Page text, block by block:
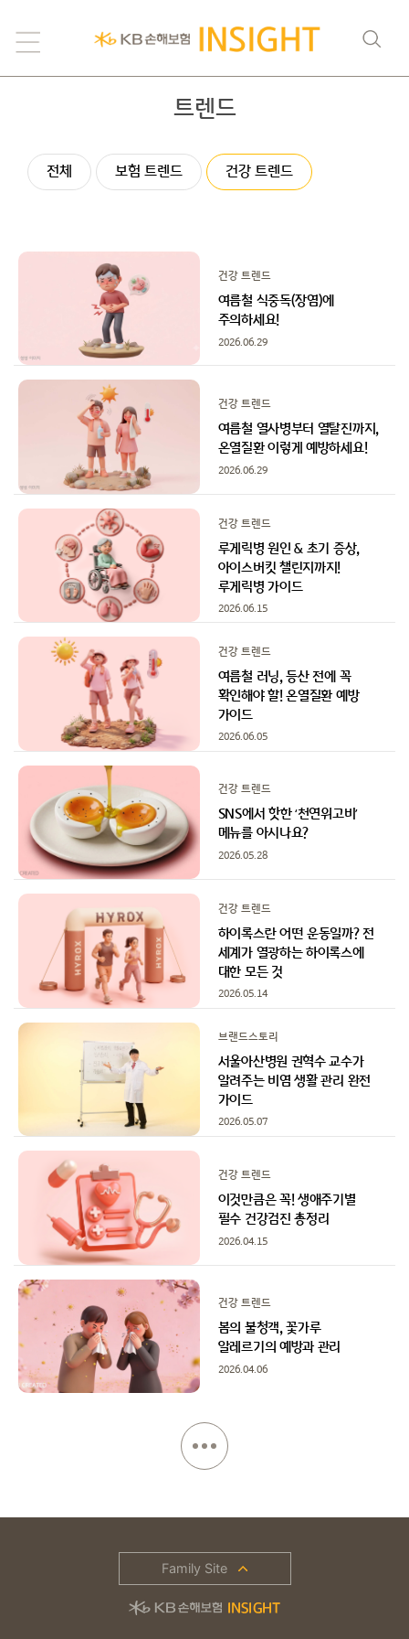
트렌드
전체 보험 트렌드 건강 트렌드
건강 트렌드
여름철 식중독(장염)에
주의하세요!
2026.06.29
건강 트렌드
여름철 열사병부터 열탈진까지,
온열질환 이렇게 예방하세요!
2026.06.29
건강 트렌드
루게릭병 원인 & 초기 증상,
아이스버킷 챌린지까지!
루게릭병 가이드
2026.06.15
건강 트렌드
여름철 러닝, 등산 전에 꼭
확인해야 할! 온열질환 예방
가이드
2026.06.05
건강 트렌드
SNS에서 핫한 ‘천연위고비’
메뉴를 아시나요?
2026.05.28
건강 트렌드
하이록스란 어떤 운동일까? 전
세계가 열광하는 하이록스에
대한 모든 것
2026.05.14
브랜드스토리
서울아산병원 권혁수 교수가
알려주는 비염 생활 관리 완전
가이드
2026.05.07
건강 트렌드
이것만큼은 꼭! 생애주기별
필수 건강검진 총정리
2026.04.15
건강 트렌드
봄의 불청객, 꽃가루
알레르기의 예방과 관리
2026.04.06
Family Site